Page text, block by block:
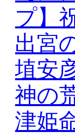
プ】
出宮
埴安
神の
津姫